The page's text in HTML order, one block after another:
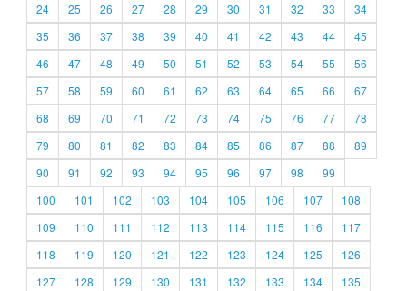
24
25 26 27 28 29 30 31 32 33
34
35
36 37 38 39 40 41 42 43 44
45
46
47 48 49 50 51 52 53 54 55
56
57
58 59 60 61 62 63 64 65 66
67
68
69 70 71 72 73 74 75 76 77
78
79
80 81 82 83 84 85 86 87 88
89
90
91 92 93 94 95 96 97 98
99
100
101 102 103 104 105 106 107
108
109
110 111 112 113 114 115 116
117
118
119 120 121 122 123 124 125
126
127
128 129 130 131 132 133 134
135